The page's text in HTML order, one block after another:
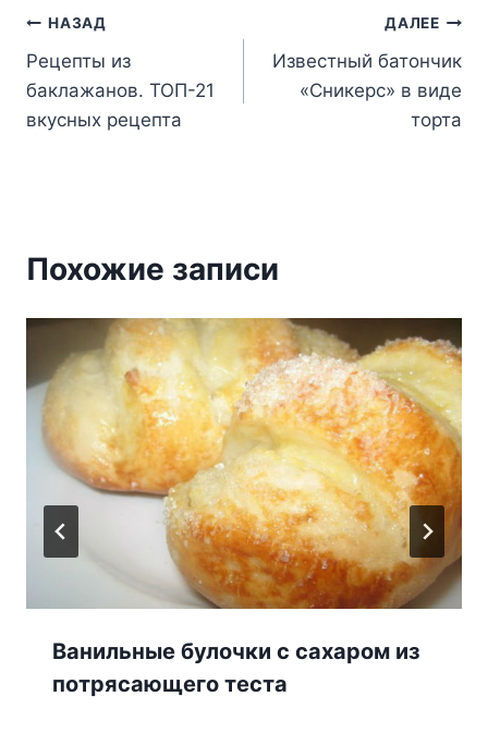
Навигация
по
записям
НАЗАД
Рецепты из
баклажанов. ТОП-21
вкусных рецепта
ДАЛЕЕ
Известный батончик
«Сникерс» в виде
торта
Похожие записи
Ванильные булочки с сахаром из
потрясающего теста